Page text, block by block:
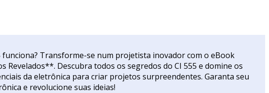
funciona? Transforme-se num projetista inovador com o eBook
Revelados**. Descubra todos os segredos do CI 555 e domine os
da eletrônica para criar projetos surpreendentes. Garanta seu
e revolucione suas ideias!